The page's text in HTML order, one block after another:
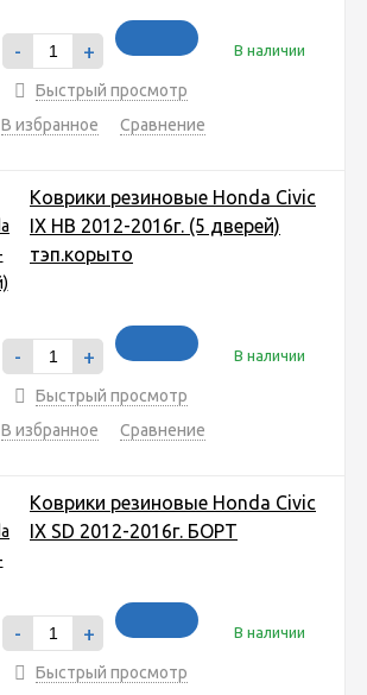
- + В наличии
Быстрый просмотр
В избранное
Сравнение
Коврики резиновые Honda Civic
IX HB 2012-2016г. (5 дверей)
тэп.корыто
- + В наличии
Быстрый просмотр
В избранное
Сравнение
Коврики резиновые Honda Civic
IX SD 2012-2016г. БОРТ
- + В наличии
Быстрый просмотр